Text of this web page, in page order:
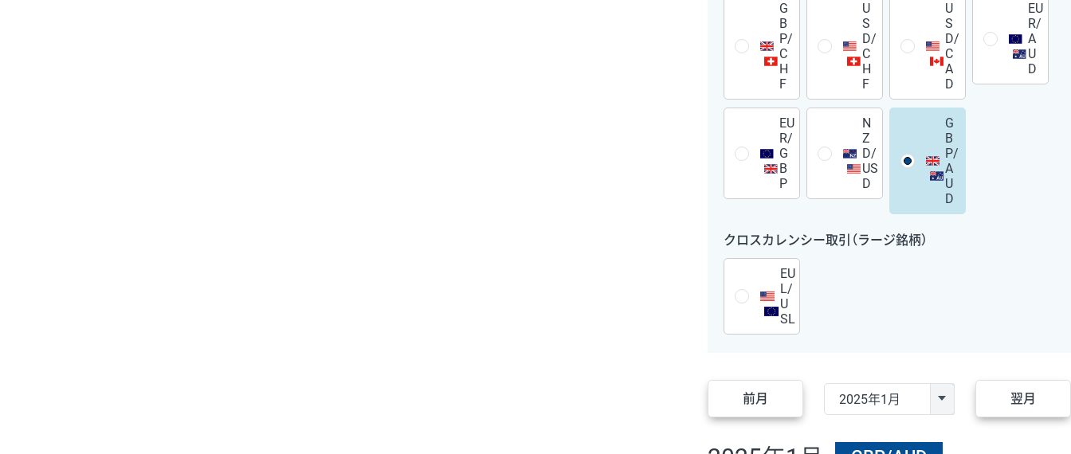
G
B
P/
C
H
F
U
S
D/
C
H
F
U
S
D/
C
A
D
EU
R/
A
U
D
EU
R/
G
B
P
N
Z
D/
US
D
G
B
P/
A
U
D
クロスカレンシー取引（ラージ銘柄）
EU
L/
U
SL
前月 翌月